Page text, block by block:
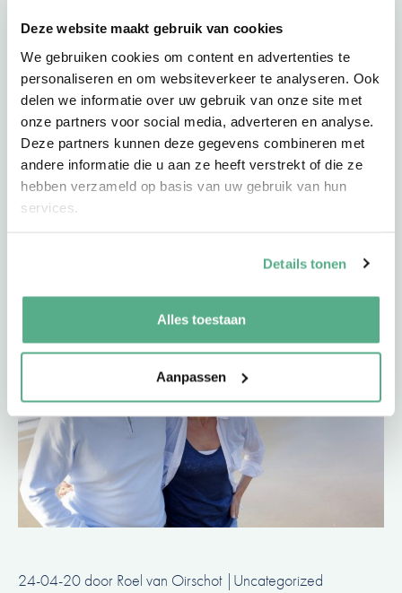
Deze website maakt gebruik van cookies
We gebruiken cookies om content en advertenties te
personaliseren en om websiteverkeer te analyseren. Ook
delen we informatie over uw gebruik van onze site met
onze partners voor social media, adverteren en analyse.
Deze partners kunnen deze gegevens combineren met
andere informatie die u aan ze heeft verstrekt of die ze
hebben verzameld op basis van uw gebruik van hun
services.
Details tonen
Alles toestaan
Aanpassen
29-05-20 door Roel van Oirschot|Uncategorized
Is uw aflossingsvrije hypotheek
toekomstbestendig?
Is uw aflossingsvrije hypotheek toekomstbestendig? Als u
daarbij aflost of spaart, is het antwoord vaak …
24-04-20door Roel van Oirschot | Uncategorized